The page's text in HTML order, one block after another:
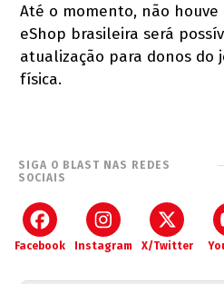
Até o momento, não houve
eShop brasileira será
atualização para donos do
física.
SIGA O BLAST NAS REDES
SOCIAIS
Facebook Instagram X/Twitter